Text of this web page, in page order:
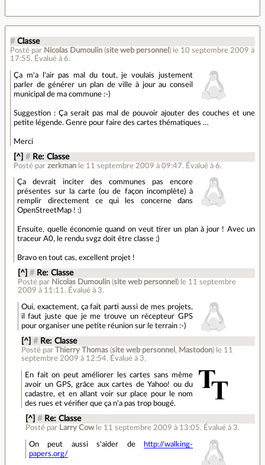
# Classe
Posté par Nicolas Dumoulin (site web personnel ) le 10 septembre 2009 à
17:55. Évalué à 6.
Ça m'a l'air pas mal du tout, je voulais justement
parler de générer un plan de ville à jour au conseil
municipal de ma commune :-)
Suggestion : Ça serait pas mal de pouvoir ajouter des couches et une
petite légende. Genre pour faire des cartes thématiques …
Merci
[^] # Re: Classe
Posté parzerkman le 11 septembre 2009 à 09:47. Évalué à6.
Ça devrait inciter des communes pas encore
présentes sur la carte (ou de façon incomplète) à
remplir directement ce qui les concerne dans
OpenStreetMap ! :)
Ensuite, quelle économie quand on veut tirer un plan à jour ! Avec un
traceur A0, le rendu svgz doit être classe ;)
Bravo en tout cas, excellent projet !
[^] # Re: Classe
Posté par Nicolas Dumoulin(site web personnel ) le 11 septembre
2009 à 11:11.Évalué à 3.
Oui, exactement, ça fait parti aussi de mes projets,
il faut juste que je me trouve un récepteur GPS
pour organiser une petite réunion sur le terrain :-)
[^] # Re: Classe
Posté par Thierry Thomas (site web personnel , Mastodon) le 11
septembre 2009 à 12:54. Évalué à 3.
En fait on peut améliorer les cartes sans même
avoir un GPS, grâce aux cartes de Yahoo! ou du
cadastre, et en allant voir sur place pour le nom
des rues et vérifier que ça n'a pas trop bougé.
[^] # Re: Classe
Posté par Larry Cow le 11 septembre 2009 à 13:05. Évalué à 3.
On peut aussi s'aider de
http://walking-
papers.org/